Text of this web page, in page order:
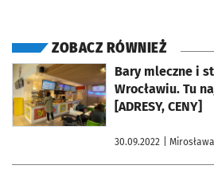
ZOBACZ RÓWNIEŻ
Bary mleczne i
Wrocławiu. Tu
[ADRESY, CENY]
30.09.2022 |
otworzy się w nowej karcie